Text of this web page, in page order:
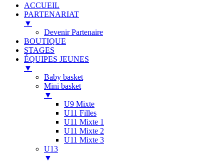
ACCUEIL
PARTENARIAT
▼
Devenir Partenaire
BOUTIQUE
STAGES
ÉQUIPES JEUNES
▼
Baby basket
Mini basket
▼
U9 Mixte
U11 Filles
U11 Mixte 1
U11 Mixte 2
U11 Mixte 3
U13
▼